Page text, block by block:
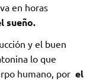
en horas
sueño.
y el buen
lo que
humano, por el